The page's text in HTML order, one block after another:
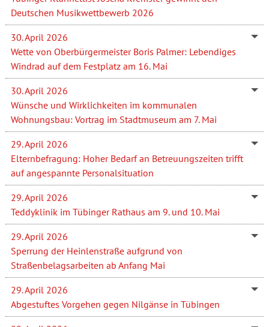
Deutschen Musikwettbewerb 2026
30. April 2026
Wette von Oberbürgermeister Boris Palmer: Lebendiges
Windrad auf dem Festplatz am 16. Mai
30. April 2026
Wünsche und Wirklichkeiten im kommunalen
Wohnungsbau: Vortrag im Stadtmuseum am 7. Mai
29. April 2026
Elternbefragung: Hoher Bedarf an Betreuungszeiten trifft
auf angespannte Personalsituation
29. April 2026
Teddyklinik im Tübinger Rathaus am 9. und 10. Mai
29. April 2026
Sperrung der Heinlenstraße aufgrund von
Straßenbelagsarbeiten ab Anfang Mai
29. April 2026
Abgestuftes Vorgehen gegen Nilgänse in Tübingen